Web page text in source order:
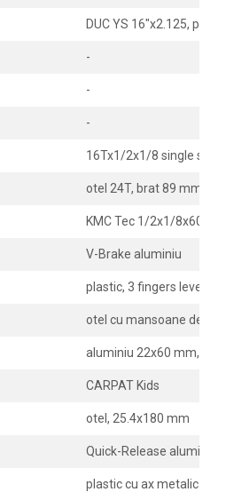
DUC YS 16"x2.125, profil
-
-
-
16Tx1/2x1/8 single
otel 24T, brat 89 mm
KMC Tec 1/2x1/8x60L,
V-Brake aluminiu
plastic, 3 fingers lever
otel cu mansoane de
aluminiu 22x60 mm,
CARPAT Kids
otel, 25.4x180 mm
Quick-Release aluminiu
plastic cu ax metalic si